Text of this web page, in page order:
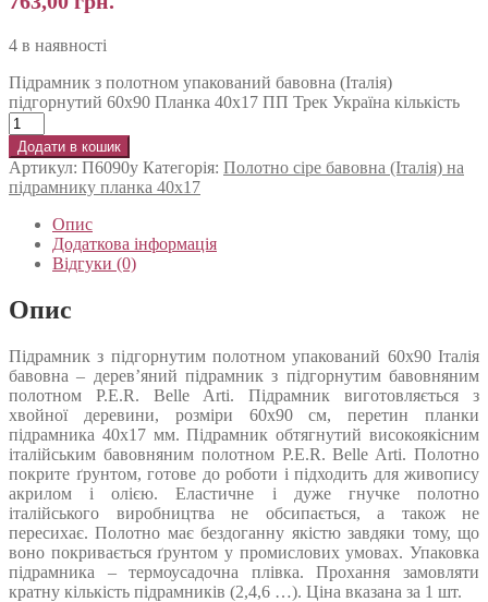
4 в наявності
Підрамник з полотном упакований бавовна (Італія)
підгорнутий 60х90 Планка 40х17 ПП Трек Україна кількість
Додати в кошик
Артикул: П6090у Категорія: Полотно сіре бавовна (Італія) на
підрамнику планка 40х17
Опис
Додаткова інформація
Відгуки (0)
Опис
Підрамник з підгорнутим полотном упакований 60х90 Італія
бавовна – дерев’яний підрамник з підгорнутим бавовняним
полотном P.E.R. Belle Arti. Підрамник виготовляється з
хвойної деревини, розміри 60х90 см, перетин планки
підрамника 40х17 мм. Підрамник обтягнутий високоякісним
італійським бавовняним полотном P.E.R. Belle Arti. Полотно
покрите ґрунтом, готове до роботи і підходить для живопису
акрилом і олією. Еластичне і дуже гнучке полотно
італійського виробництва не обсипається, а також не
пересихає. Полотно має бездоганну якістю завдяки тому, що
воно покривається ґрунтом у промислових умовах. Упаковка
підрамника – термоусадочна плівка. Прохання замовляти
кратну кількість підрамників (2,4,6 …). Ціна вказана за 1 шт.